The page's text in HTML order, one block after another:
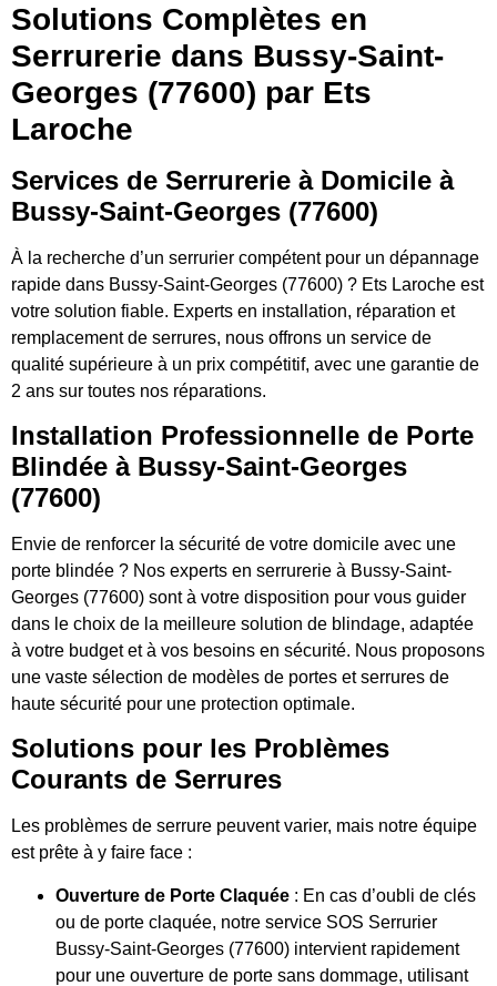
Solutions Complètes en
Serrurerie dans Bussy-Saint-
Georges (77600) par Ets
Laroche
Services de Serrurerie à Domicile à
Bussy-Saint-Georges (77600)
À la recherche d’un serrurier compétent pour un dépannage
rapide dans Bussy-Saint-Georges (77600) ? Ets Laroche est
votre solution fiable. Experts en installation, réparation et
remplacement de serrures, nous offrons un service de
qualité supérieure à un prix compétitif, avec une garantie de
2 ans sur toutes nos réparations.
Installation Professionnelle de Porte
Blindée à Bussy-Saint-Georges
(77600)
Envie de renforcer la sécurité de votre domicile avec une
porte blindée ? Nos experts en serrurerie à Bussy-Saint-
Georges (77600) sont à votre disposition pour vous guider
dans le choix de la meilleure solution de blindage, adaptée
à votre budget et à vos besoins en sécurité. Nous proposons
une vaste sélection de modèles de portes et serrures de
haute sécurité pour une protection optimale.
Solutions pour les Problèmes
Courants de Serrures
Les problèmes de serrure peuvent varier, mais notre équipe
est prête à y faire face :
Ouverture de Porte Claquée : En cas d’oubli de clés
ou de porte claquée, notre service SOS Serrurier
Bussy-Saint-Georges (77600) intervient rapidement
pour une ouverture de porte sans dommage, utilisant